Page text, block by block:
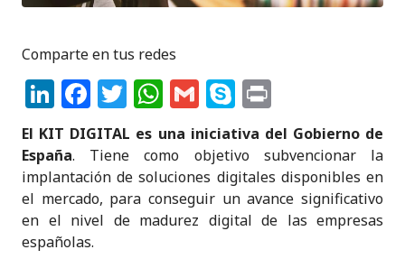
Comparte en tus redes
Li
n
k
e
dI
n
F
a
c
e
b
o
T
w
it
te
r
W
h
a
ts
A
p
G
m
ai
l
S
k
y
p
e
ri
n
t
El KIT DIGITAL es una iniciativa del Gobierno de
España. Tiene como objetivo subvencionar la
implantación de soluciones digitales disponibles en
el mercado, para conseguir un avance significativo
en el nivel de madurez digital de las empresas
españolas.